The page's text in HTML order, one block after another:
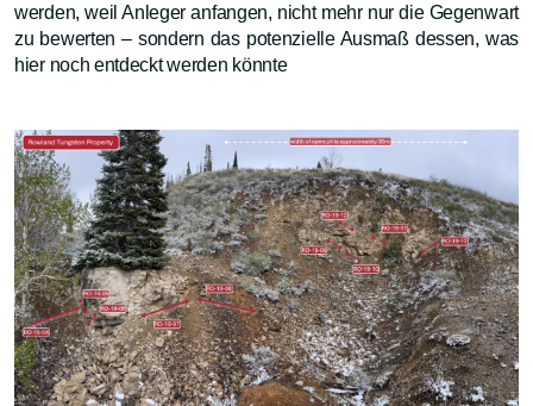
werden, weil Anleger anfangen, nicht mehr nur die Gegenwart
zu bewerten – sondern das potenzielle Ausmaß dessen, was
hier noch entdeckt werden könnte